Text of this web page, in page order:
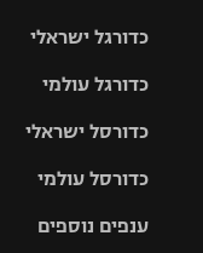
כדורגל ישראלי
גביע הטוטו
כדורגל עולמי
האלופות
ליגה
כדורסל ישראלי
סל
כדורסל עולמי
ענפים נוספים